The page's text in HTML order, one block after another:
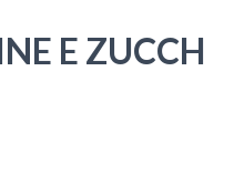
E ZUCCH